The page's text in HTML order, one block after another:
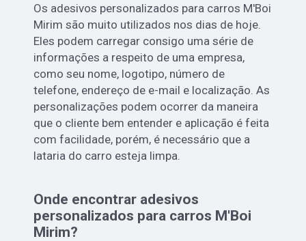
Os adesivos personalizados para carros M'Boi
Mirim são muito utilizados nos dias de hoje.
Eles podem carregar consigo uma série de
informações a respeito de uma empresa,
como seu nome, logotipo, número de
telefone, endereço de e-mail e localização. As
personalizações podem ocorrer da maneira
que o cliente bem entender e aplicação é feita
com facilidade, porém, é necessário que a
lataria do carro esteja limpa.
Onde encontrar adesivos
personalizados para carros M'Boi
Mirim?